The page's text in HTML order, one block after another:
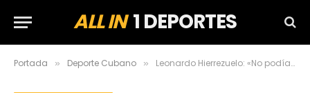
ALL IN1 DEPORTES
Portada » Deporte Cubano » Leonardo Hierrezuelo: «No podía esperar cuatro años más para buscar un futuro mejor»